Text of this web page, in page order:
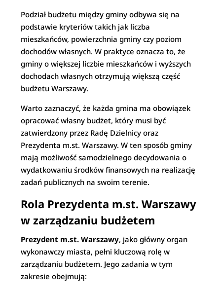
Podział budżetu między gminy odbywa się na
podstawie kryteriów takich jak liczba
mieszkańców, powierzchnia gminy czy poziom
dochodów własnych. W praktyce oznacza to, że
gminy o większej liczbie mieszkańców i wyższych
dochodach własnych otrzymują większą część
budżetu Warszawy.
Warto zaznaczyć, że każda gmina ma obowiązek
opracować własny budżet, który musi być
zatwierdzony przez Radę Dzielnicy oraz
Prezydenta m.st. Warszawy. W ten sposób gminy
mają możliwość samodzielnego decydowania o
wydatkowaniu środków finansowych na realizację
zadań publicznych na swoim terenie.
Rola Prezydenta m.st. Warszawy
w zarządzaniu budżetem
Prezydent m.st. Warszawy, jako główny organ
wykonawczy miasta, pełni kluczową rolę w
zarządzaniu budżetem. Jego zadania w tym
zakresie obejmują: